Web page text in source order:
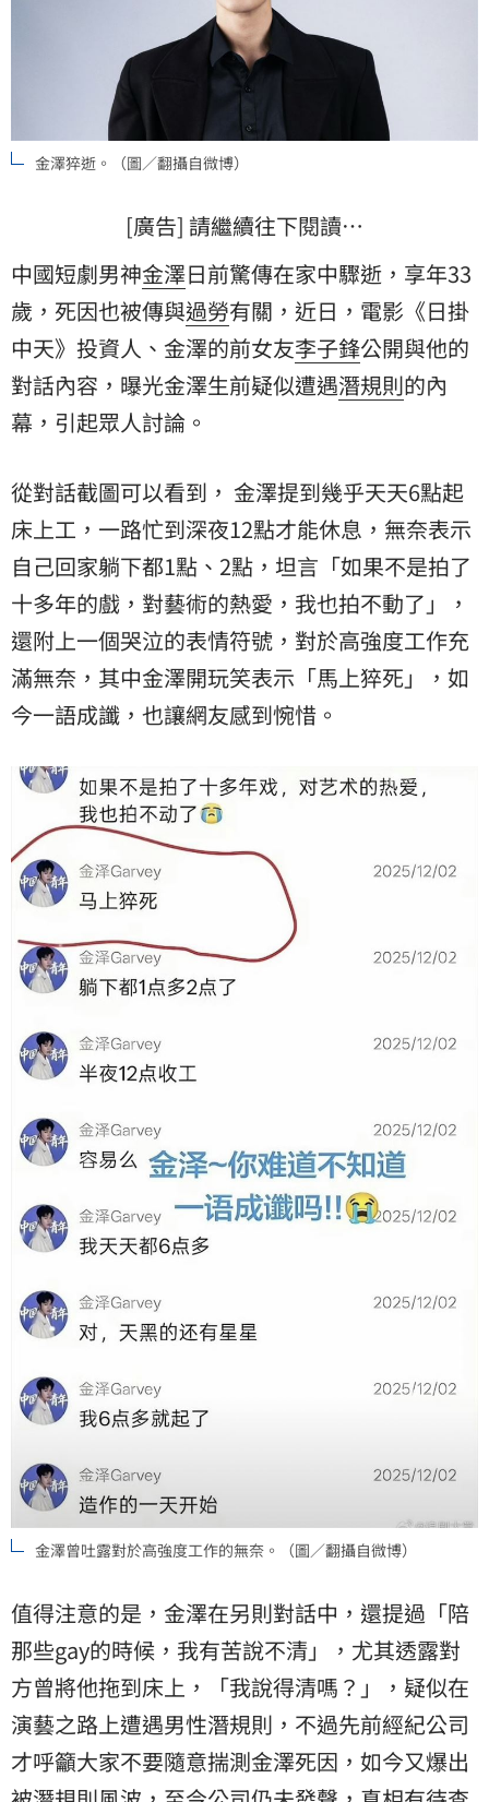
金澤猝逝。（圖／翻攝自微博）
[廣告] 請繼續往下閱讀…
中國短劇男神金澤日前驚傳在家中驟逝，享年33
歲，死因也被傳與過勞有關，近日，電影《日掛
中天》投資人、金澤的前女友李子鋒公開與他的
對話內容，曝光金澤生前疑似遭遇潛規則的內
幕，引起眾人討論。
從對話截圖可以看到， 金澤提到幾乎天天6點起
床上工，一路忙到深夜12點才能休息，無奈表示
自己回家躺下都1點、2點，坦言「如果不是拍了
十多年的戲，對藝術的熱愛，我也拍不動了」，
還附上一個哭泣的表情符號，對於高強度工作充
滿無奈，其中金澤開玩笑表示「馬上猝死」，如
今一語成讖，也讓網友感到惋惜。
金澤曾吐露對於高強度工作的無奈。（圖／翻攝自微博）
值得注意的是，金澤在另則對話中，還提過「陪
那些gay的時候，我有苦說不清」，尤其透露對
方曾將他拖到床上，「我說得清嗎？」，疑似在
演藝之路上遭遇男性潛規則，不過先前經紀公司
才呼籲大家不要隨意揣測金澤死因，如今又爆出